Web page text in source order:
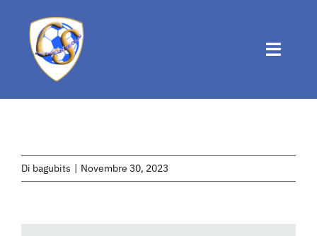
contenuto
Toggle
Chi siamo
Di bagubits | Novembre 30, 2023